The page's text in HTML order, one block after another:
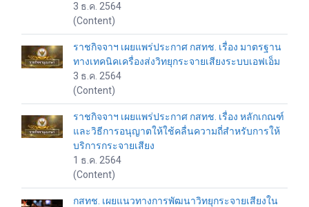
3 ธ.ค. 2564
(Content)
ราชกิจจาฯ เผยแพร่ประกาศ กสทช. เรื่อง มาตรฐาน
ทางเทคนิคเครื่องส่งวิทยุกระจายเสียงระบบเอฟเอ็ม
3 ธ.ค. 2564
(Content)
ราชกิจจาฯ เผยแพร่ประกาศ กสทช. เรื่อง หลักเกณฑ์
และวิธีการอนุญาตให้ใช้คลื่นความถี่สำหรับการให้
บริการกระจายเสียง
1 ธ.ค. 2564
(Content)
กสทช. เผยแนวทางการพัฒนาวิทยุกระจายเสียงใน